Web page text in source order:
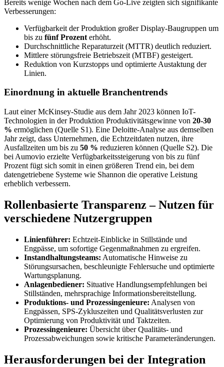
Bereits wenige Wochen nach dem Go-Live zeigten sich signifikante
Verbesserungen:
Verfügbarkeit der Produktion großer Display-Baugruppen um
bis zu fünf Prozent erhöht.
Durchschnittliche Reparaturzeit (MTTR) deutlich reduziert.
Mittlere störungsfreie Betriebszeit (MTBF) gesteigert.
Reduktion von Kurzstopps und optimierte Austaktung der
Linien.
Einordnung in aktuelle Branchentrends
Laut einer McKinsey-Studie aus dem Jahr 2023 können IoT-
Technologien in der Produktion Produktivitätsgewinne von 20-30
% ermöglichen (Quelle S1). Eine Deloitte-Analyse aus demselben
Jahr zeigt, dass Unternehmen, die Echtzeitdaten nutzen, ihre
Ausfallzeiten um bis zu 50 % reduzieren können (Quelle S2). Die
bei Aumovio erzielte Verfügbarkeitssteigerung von bis zu fünf
Prozent fügt sich somit in einen größeren Trend ein, bei dem
datengetriebene Systeme wie Shannon die operative Leistung
erheblich verbessern.
Rollenbasierte Transparenz – Nutzen für
verschiedene Nutzergruppen
Linienführer: Echtzeit-Einblicke in Stillstände und
Engpässe, um sofortige Gegenmaßnahmen zu ergreifen.
Instandhaltungsteams: Automatische Hinweise zu
Störungsursachen, beschleunigte Fehlersuche und optimierte
Wartungsplanung.
Anlagenbediener: Situative Handlungsempfehlungen bei
Stillständen, mehrsprachige Informationsbereitstellung.
Produktions- und Prozessingenieure: Analysen von
Engpässen, SPS-Zykluszeiten und Qualitätsverlusten zur
Optimierung von Produktivität und Taktzeiten.
Prozessingenieure: Übersicht über Qualitäts- und
Prozessabweichungen sowie kritische Parameteränderungen.
Herausforderungen bei der Integration